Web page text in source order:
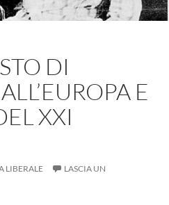
DI
E
XXI
LIBERALE
LASCIA UN